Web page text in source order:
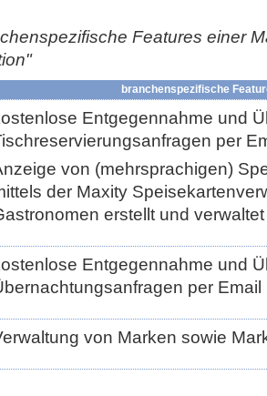
Features einer
branchenspezifische
Entgegennahme und
per
von (mehrsprachigen)
der Maxity
erstellt und
Entgegennahme und
per
von Marken sowie